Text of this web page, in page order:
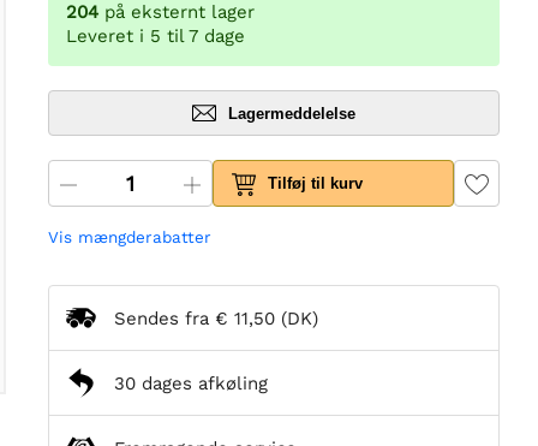
204 på eksternt lager
Leveret i 5 til 7 dage
Lagermeddelelse
Tilføj til kurv
Vis mængderabatter
Sendes fra € 11,50 (DK)
30 dages afkøling